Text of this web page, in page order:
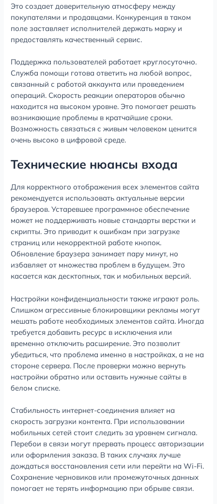
Это создает доверительную атмосферу между
покупателями и продавцами. Конкуренция в таком
поле заставляет исполнителей держать марку и
предоставлять качественный сервис.
Поддержка пользователей работает круглосуточно.
Служба помощи готова ответить на любой вопрос,
связанный с работой аккаунта или проведением
операций. Скорость реакции операторов обычно
находится на высоком уровне. Это помогает решать
возникающие проблемы в кратчайшие сроки.
Возможность связаться с живым человеком ценится
очень высоко в цифровой среде.
Технические нюансы входа
Для корректного отображения всех элементов сайта
рекомендуется использовать актуальные версии
браузеров. Устаревшее программное обеспечение
может не поддерживать новые стандарты верстки и
скрипты. Это приводит к ошибкам при загрузке
страниц или некорректной работе кнопок.
Обновление браузера занимает пару минут, но
избавляет от множества проблем в будущем. Это
касается как десктопных, так и мобильных версий.
Настройки конфиденциальности также играют роль.
Слишком агрессивные блокировщики рекламы могут
мешать работе необходимых элементов сайта. Иногда
требуется добавить ресурс в исключения или
временно отключить расширение. Это позволит
убедиться, что проблема именно в настройках, а не на
стороне сервера. После проверки можно вернуть
настройки обратно или оставить нужные сайты в
белом списке.
Стабильность интернет-соединения влияет на
скорость загрузки контента. При использовании
мобильных сетей стоит следить за уровнем сигнала.
Перебои в связи могут прервать процесс авторизации
или оформления заказа. В таких случаях лучше
дождаться восстановления сети или перейти на Wi-Fi.
Сохранение черновиков или промежуточных данных
помогает не терять информацию при обрыве связи.